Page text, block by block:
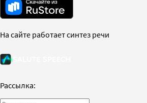
На сайте работает синтез речи
Рассылка: